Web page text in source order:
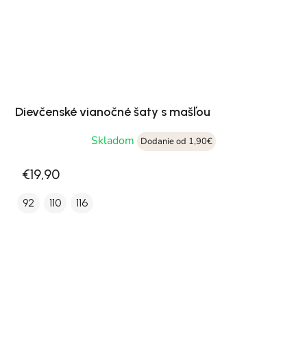
Dievčenské vianočné šaty s mašľou
Skladom
Dodanie od 1,90€
€19,90
92 110 116